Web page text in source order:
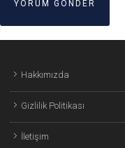
Hakkımızda
Gizlilik Politikası
İletişim